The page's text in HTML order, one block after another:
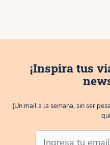
¡Inspira tus
(Un mail a la semana, sin ser